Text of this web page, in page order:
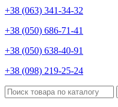
+38 (063) 341-34-32
+38 (050) 686-71-41
+38 (050) 638-40-91
+38 (098) 219-25-24